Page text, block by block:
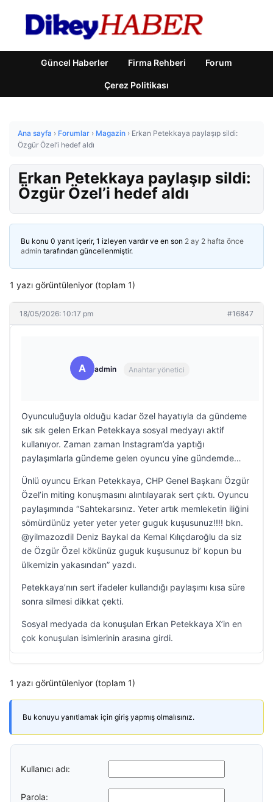
Güncel Haberler Firma Rehberi Forum
Çerez Politikası
Ana sayfa › Forumlar › Magazin › Erkan Petekkaya paylaşıp sildi:
Özgür Özel’i hedef aldı
Erkan Petekkaya paylaşıp sildi:
Özgür Özel’i hedef aldı
Bu konu 0 yanıt içerir, 1 izleyen vardır ve en son 2 ay 2 hafta önce
admin tarafından güncellenmiştir.
1 yazı görüntüleniyor (toplam 1)
18/05/2026: 10:17 pm #16847
A admin Anahtar yönetici
Oyunculuğuyla olduğu kadar özel hayatıyla da gündeme
sık sık gelen Erkan Petekkaya sosyal medyayı aktif
kullanıyor. Zaman zaman Instagram’da yaptığı
paylaşımlarla gündeme gelen oyuncu yine gündemde…
Ünlü oyuncu Erkan Petekkaya, CHP Genel Başkanı Özgür
Özel’in miting konuşmasını alıntılayarak sert çıktı. Oyuncu
paylaşımında “Sahtekarsınız. Yeter artık memleketin iliğini
sömürdünüz yeter yeter yeter guguk kuşusunuz!!!! bkn.
@yilmazozdil Deniz Baykal da Kemal Kılıçdaroğlu da siz
de Özgür Özel kökünüz guguk kuşusunuz bi’ kopun bu
ülkemizin yakasından” yazdı.
Petekkaya’nın sert ifadeler kullandığı paylaşımı kısa süre
sonra silmesi dikkat çekti.
Sosyal medyada da konuşulan Erkan Petekkaya X’in en
çok konuşulan isimlerinin arasına girdi.
1 yazı görüntüleniyor (toplam 1)
Bu konuyu yanıtlamak için giriş yapmış olmalısınız.
Kullanıcı adı:
Parola: